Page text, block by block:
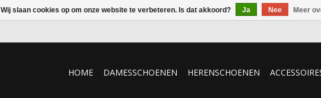
HOME DAMESSCHOENEN HERENSCHOENEN
Wij slaan cookies op om onze website te verbeteren. Is dat akkoord? Ja Nee Meer